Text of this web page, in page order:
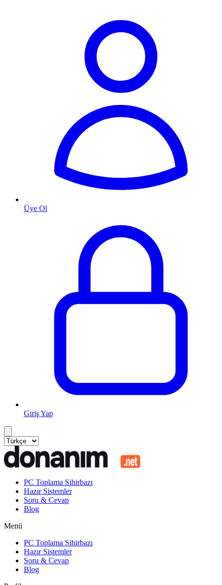
Üye Ol
Giriş Yap
PC Toplama Sihirbazı
Hazır Sistemler
Soru & Cevap
Blog
Menü
PC Toplama Sihirbazı
Hazır Sistemler
Soru & Cevap
Blog